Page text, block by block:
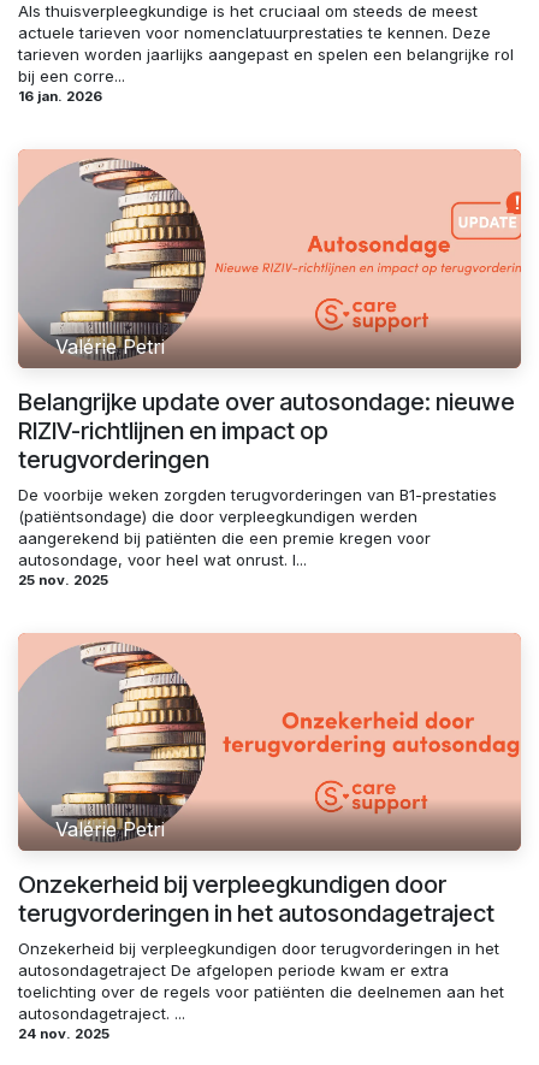
Als thuisverpleegkundige is het cruciaal om steeds de meest
actuele tarieven voor nomenclatuurprestaties te kennen. Deze
tarieven worden jaarlijks aangepast en spelen een belangrijke rol
bij een corre...
16 jan. 2026
Valérie Petri
Belangrijke update over autosondage: nieuwe
RIZIV-richtlijnen en impact op
terugvorderingen
De voorbije weken zorgden terugvorderingen van B1-prestaties
(patiëntsondage) die door verpleegkundigen werden
aangerekend bij patiënten die een premie kregen voor
autosondage, voor heel wat onrust. I...
25 nov. 2025
Valérie Petri
Onzekerheid bij verpleegkundigen door
terugvorderingen in het autosondagetraject
Onzekerheid bij verpleegkundigen door terugvorderingen in het
autosondagetraject De afgelopen periode kwam er extra
toelichting over de regels voor patiënten die deelnemen aan het
autosondagetraject. ...
24 nov. 2025